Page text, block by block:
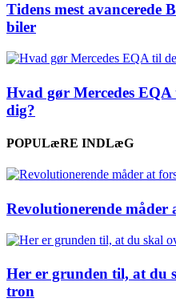
Tidens mest avancerede
biler
Hvad gør Mercedes
dig?
POPULæRE INDLæG
Revolutionerende måder
Her er grunden til, at du
tron